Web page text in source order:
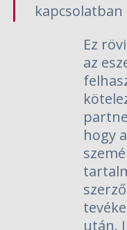
Ez
az
hogy
után.